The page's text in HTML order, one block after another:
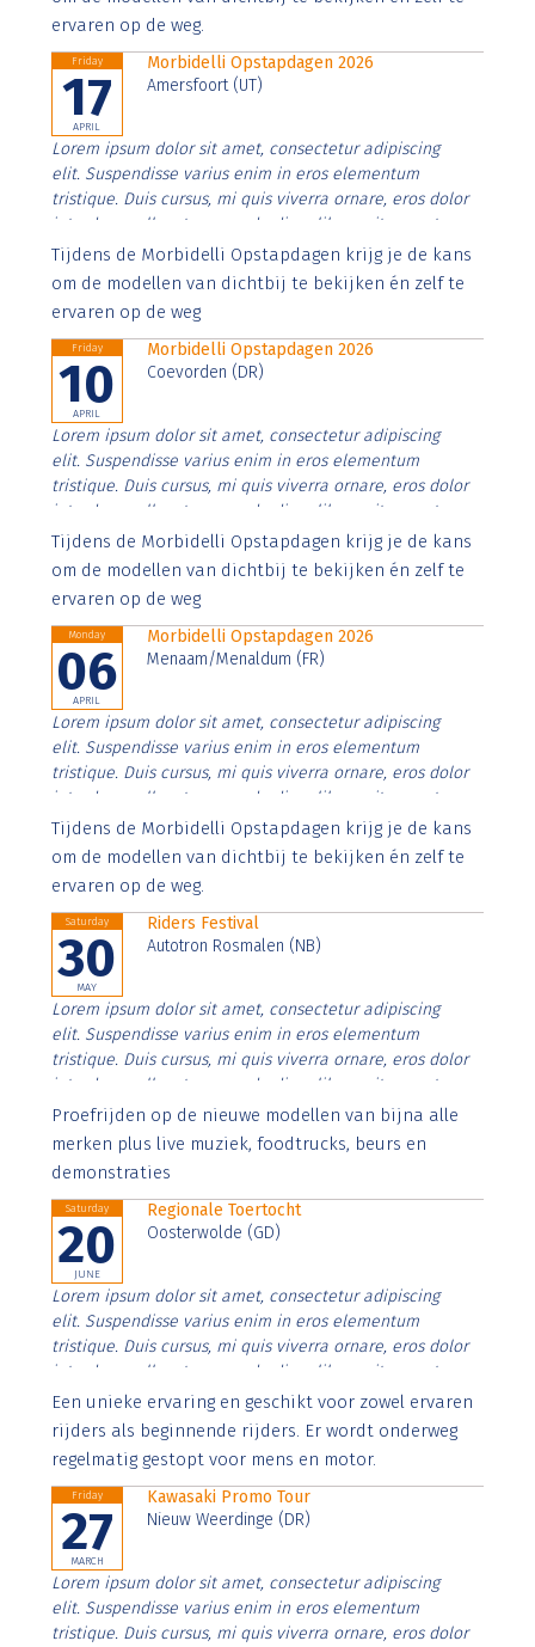
ervaren op de weg.
Friday
17
APRIL
Morbidelli Opstapdagen 2026
Amersfoort (UT)
Lorem ipsum dolor sit amet, consectetur adipiscing
elit. Suspendisse varius enim in eros elementum
tristique. Duis cursus, mi quis viverra ornare, eros dolor
interdum nulla, ut commodo diam libero vitae erat.
Aenean faucibus nibh et justo cursus id rutrum lorem
imperdiet. Nunc ut sem vitae risus tristique posuere.
Tijdens de Morbidelli Opstapdagen krijg je de kans
om de modellen van dichtbij te bekijken én zelf te
ervaren op de weg
Friday
10
APRIL
Morbidelli Opstapdagen 2026
Coevorden (DR)
Lorem ipsum dolor sit amet, consectetur adipiscing
elit. Suspendisse varius enim in eros elementum
tristique. Duis cursus, mi quis viverra ornare, eros dolor
interdum nulla, ut commodo diam libero vitae erat.
Aenean faucibus nibh et justo cursus id rutrum lorem
imperdiet. Nunc ut sem vitae risus tristique posuere.
Tijdens de Morbidelli Opstapdagen krijg je de kans
om de modellen van dichtbij te bekijken én zelf te
ervaren op de weg
Monday
06
APRIL
Morbidelli Opstapdagen 2026
Menaam/Menaldum (FR)
Lorem ipsum dolor sit amet, consectetur adipiscing
elit. Suspendisse varius enim in eros elementum
tristique. Duis cursus, mi quis viverra ornare, eros dolor
interdum nulla, ut commodo diam libero vitae erat.
Aenean faucibus nibh et justo cursus id rutrum lorem
imperdiet. Nunc ut sem vitae risus tristique posuere.
Tijdens de Morbidelli Opstapdagen krijg je de kans
om de modellen van dichtbij te bekijken én zelf te
ervaren op de weg.
Saturday
30
MAY
Riders Festival
Autotron Rosmalen (NB)
Lorem ipsum dolor sit amet, consectetur adipiscing
elit. Suspendisse varius enim in eros elementum
tristique. Duis cursus, mi quis viverra ornare, eros dolor
interdum nulla, ut commodo diam libero vitae erat.
Aenean faucibus nibh et justo cursus id rutrum lorem
imperdiet. Nunc ut sem vitae risus tristique posuere.
Proefrijden op de nieuwe modellen van bijna alle
merken plus live muziek, foodtrucks, beurs en
demonstraties
Saturday
20
JUNE
Regionale Toertocht
Oosterwolde (GD)
Lorem ipsum dolor sit amet, consectetur adipiscing
elit. Suspendisse varius enim in eros elementum
tristique. Duis cursus, mi quis viverra ornare, eros dolor
interdum nulla, ut commodo diam libero vitae erat.
Aenean faucibus nibh et justo cursus id rutrum lorem
imperdiet. Nunc ut sem vitae risus tristique posuere.
Een unieke ervaring en geschikt voor zowel ervaren
rijders als beginnende rijders. Er wordt onderweg
regelmatig gestopt voor mens en motor.
Friday
27
MARCH
Kawasaki Promo Tour
Nieuw Weerdinge (DR)
Lorem ipsum dolor sit amet, consectetur adipiscing
elit. Suspendisse varius enim in eros elementum
tristique. Duis cursus, mi quis viverra ornare, eros dolor